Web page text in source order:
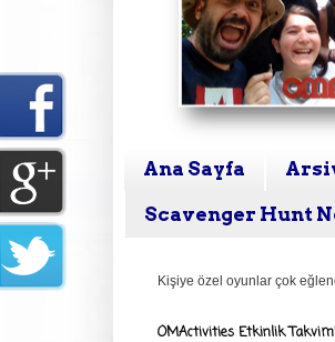
Ana Sayfa
Scavenger Hunt
Kişiye özel oyunlar çok
OMActivities Etkinlik